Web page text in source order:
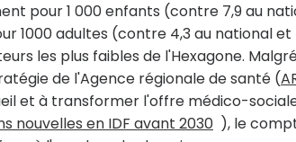
pour 1 000 enfants (contre 7,9 au
1000 adultes (contre 4,3 au national et
les plus faibles de l'Hexagone.
de l'Agence régionale de santé (
et à transformer l'offre médico-
nouvelles en IDF avant 2030 ), le